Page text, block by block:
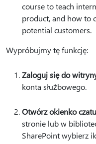
course to teach
product, and how to
potential customers.
Wypróbujmy tę funkcję:
Zaloguj się do
konta służbowego.
Otwórz okienko
stronie lub w
SharePoint wybierz